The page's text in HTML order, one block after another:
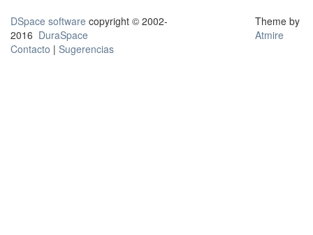
DSpace software copyright © 2002-
2016 DuraSpace
Contacto | Sugerencias
Theme by
Atmire